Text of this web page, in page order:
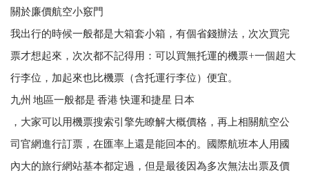
關於廉價航空小竅門
我出行的時候一般都是大箱套小箱，有個省錢辦法，次次買完
票才想起來，次次都不記得用：可以買無托運的機票+一個超大
行李位，加起來也比機票（含托運行李位）便宜。
九州 地區一般都是 香港 快運和捷星 日本
，大家可以用機票搜索引擎先瞭解大概價格，再上相關航空公
司官網進行訂票，在匯率上還是能回本的。國際航班本人用國
內大的旅行網站基本都定過，但是最後因為多次無法出票及價